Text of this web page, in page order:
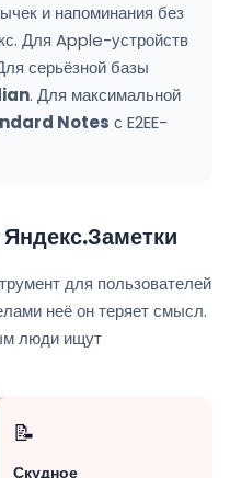
и напоминания без
Для Apple-устройств
серьёзной базы
. Для максимальной
Notes с E2EE-
для пользователей
неё он теряет смысл.
люди ищут
📝
Скудное